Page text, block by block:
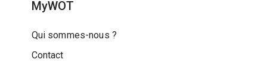
MyWOT
Qui sommes-nous ?
Contact